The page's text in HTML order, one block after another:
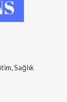
Sağlık